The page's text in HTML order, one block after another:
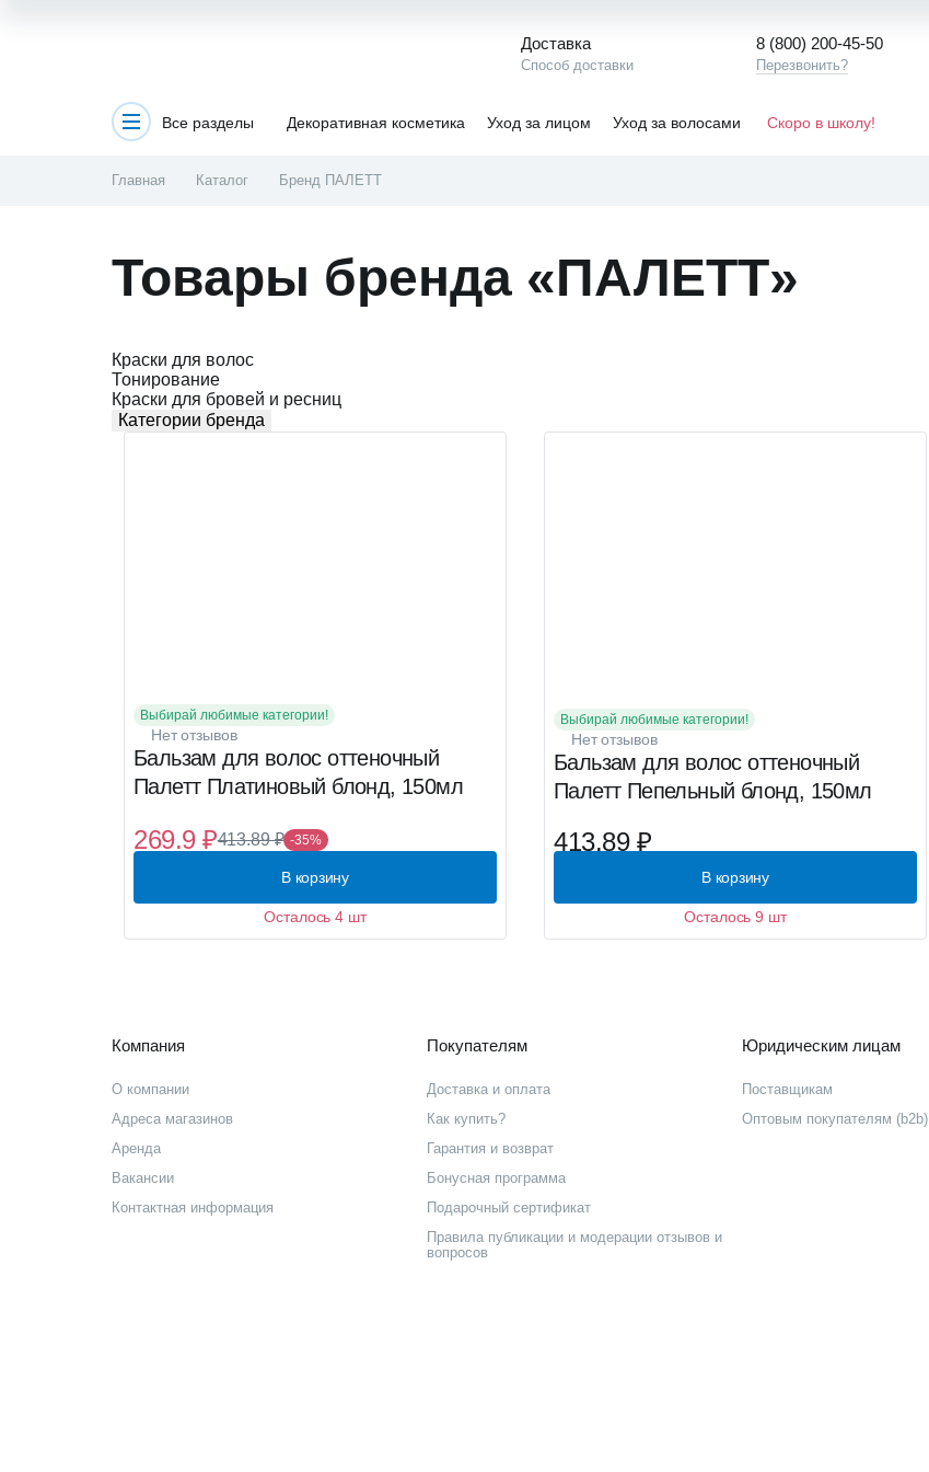
Доставка
Способ доставки
8 (800) 200-45-50
Перезвонить?
Все разделы Декоративная косметика Уход за лицом Уход за волосами Скоро в школу!
Главная Каталог Бренд ПАЛЕТТ
Товары бренда «ПАЛЕТТ»
Краски для волос
Тонирование
Краски для бровей и ресниц
Категории бренда
Выбирай любимые категории!
Нет отзывов
Бальзам для волос оттеночный
Палетт Платиновый блонд, 150мл
269.9 ₽413.89 ₽ -35%
В корзину
Осталось 4 шт
Выбирай любимые категории!
Нет отзывов
Бальзам для волос оттеночный
Палетт Пепельный блонд, 150мл
413.89 ₽
В корзину
Осталось 9 шт
Компания
О компании
Адреса магазинов
Аренда
Вакансии
Контактная информация
Покупателям
Доставка и оплата
Как купить?
Гарантия и возврат
Бонусная программа
Подарочный сертификат
Правила публикации и модерации отзывов и
вопросов
Юридическим лицам
Поставщикам
Оптовым покупателям (b2b)